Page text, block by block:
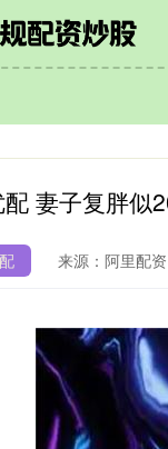
妻子复胖似
来源：阿里配资